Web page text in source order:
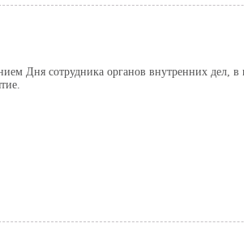
Дня сотрудника органов внутренних